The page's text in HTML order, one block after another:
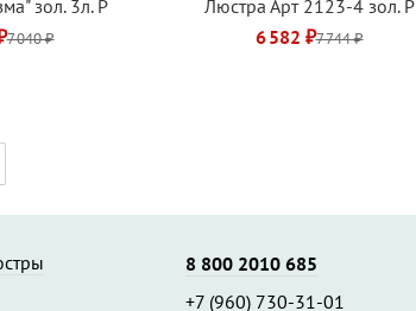
зол. 3л. Р
7 040 ₽
Люстра Арт 2123-4 зол. Р
6 582 ₽7 744 ₽
8 800 2010 685
+7 (960) 730-31-01